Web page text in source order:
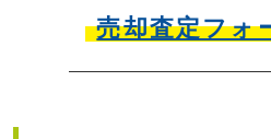
売却査定フォ